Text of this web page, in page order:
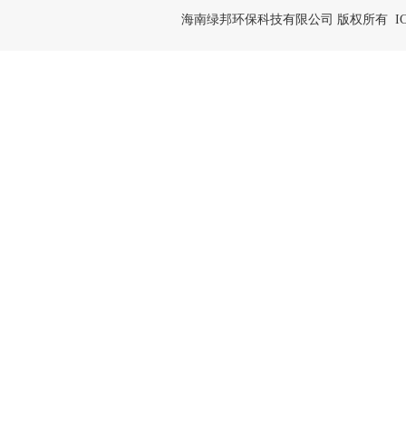
海南绿邦环保科技有限公司 版权所有